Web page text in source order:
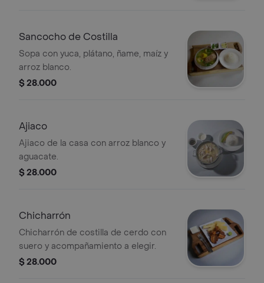
Sancocho de Costilla
Sopa con yuca, plátano, ñame, maíz y
arroz blanco.
$ 28.000
Ajiaco
Ajiaco de la casa con arroz blanco y
aguacate.
$ 28.000
Chicharrón
Chicharrón de costilla de cerdo con
suero y acompañamiento a elegir.
$ 28.000